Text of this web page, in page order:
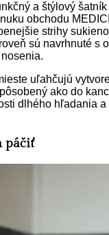
a štýlový
obchodu
strihy
sú navrhnuté s
uľahčujú
ako do
dlhého hľadania
páčiť